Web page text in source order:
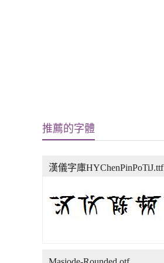
推薦的字體
漢儀字庫HYChenPinPoTiJ.ttf